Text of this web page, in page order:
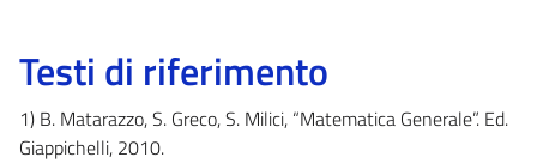
Testi di riferimento
1) B. Matarazzo, S. Greco, S. Milici, “Matematica Generale”. Ed.
Giappichelli, 2010.